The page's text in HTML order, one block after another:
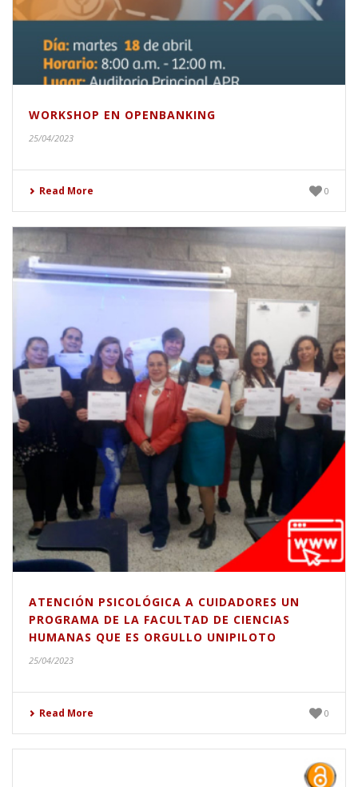
WORKSHOP EN OPENBANKING
25/04/2023
Read More 0
ATENCIÓN PSICOLÓGICA A CUIDADORES UN
PROGRAMA DE LA FACULTAD DE CIENCIAS
HUMANAS QUE ES ORGULLO UNIPILOTO
25/04/2023
Read More 0